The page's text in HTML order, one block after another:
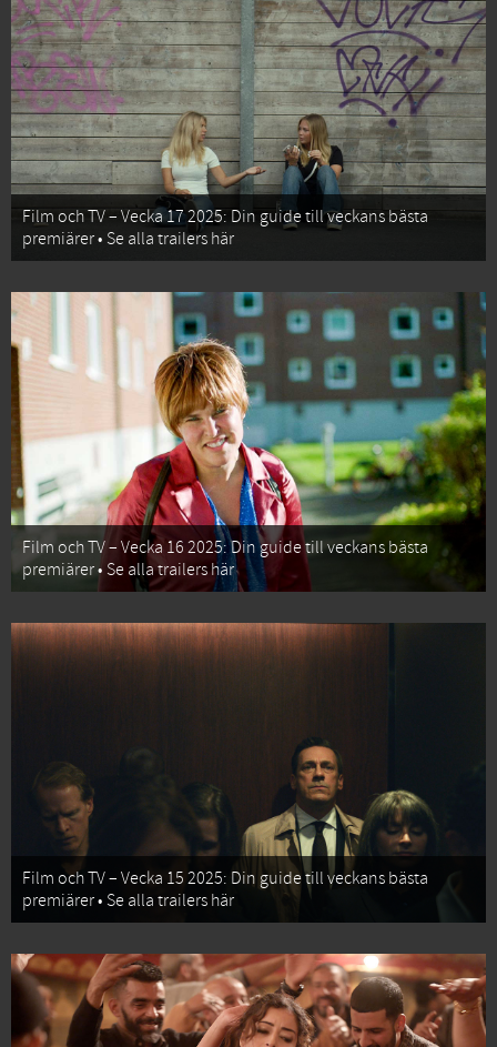
Film och TV – Vecka 17 2025: Din guide till veckans bästa
premiärer • Se alla trailers här
Film och TV – Vecka 16 2025: Din guide till veckans bästa
premiärer • Se alla trailers här
Film och TV – Vecka 15 2025: Din guide till veckans bästa
premiärer • Se alla trailers här